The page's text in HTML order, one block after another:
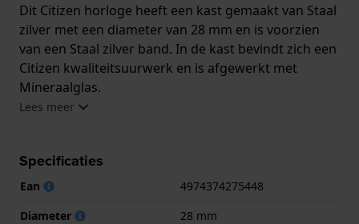
Dit Citizen horloge heeft een kast gemaakt van Staal
zilver met een diameter van 28 mm en is voorzien
van een Staal zilver band. In de kast bevindt zich een
Citizen kwaliteitsuurwerk en is afgewerkt met
Mineraalglas.
horloge geleverd met 2 jaar garantie.
Lees meer
Specificaties
Ean
4974374275448
Diameter
28 mm